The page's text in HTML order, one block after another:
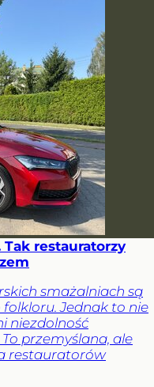
restauratorzy
smażalniach są
Jednak to nie
niezdolność
przemyślana, ale
restauratorów